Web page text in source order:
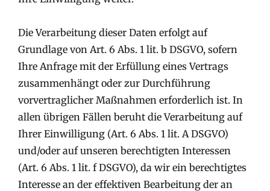
Die Verarbeitung dieser Daten erfolgt auf
Grundlage von Art. 6 Abs. 1 lit. b DSGVO, sofern
Ihre Anfrage mit der Erfüllung eines Vertrags
zusammenhängt oder zur Durchführung
vorvertraglicher Maßnahmen erforderlich ist. In
allen übrigen Fällen beruht die Verarbeitung auf
Ihrer Einwilligung (Art. 6 Abs. 1 lit. A DSGVO)
und/oder auf unseren berechtigten Interessen
(Art. 6 Abs. 1 lit. f DSGVO), da wir ein berechtigtes
Interesse an der effektiven Bearbeitung der an